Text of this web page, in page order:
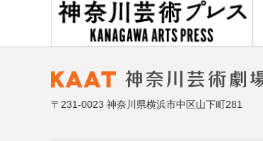
〒231-0023 神奈川県横浜市中区山下町281